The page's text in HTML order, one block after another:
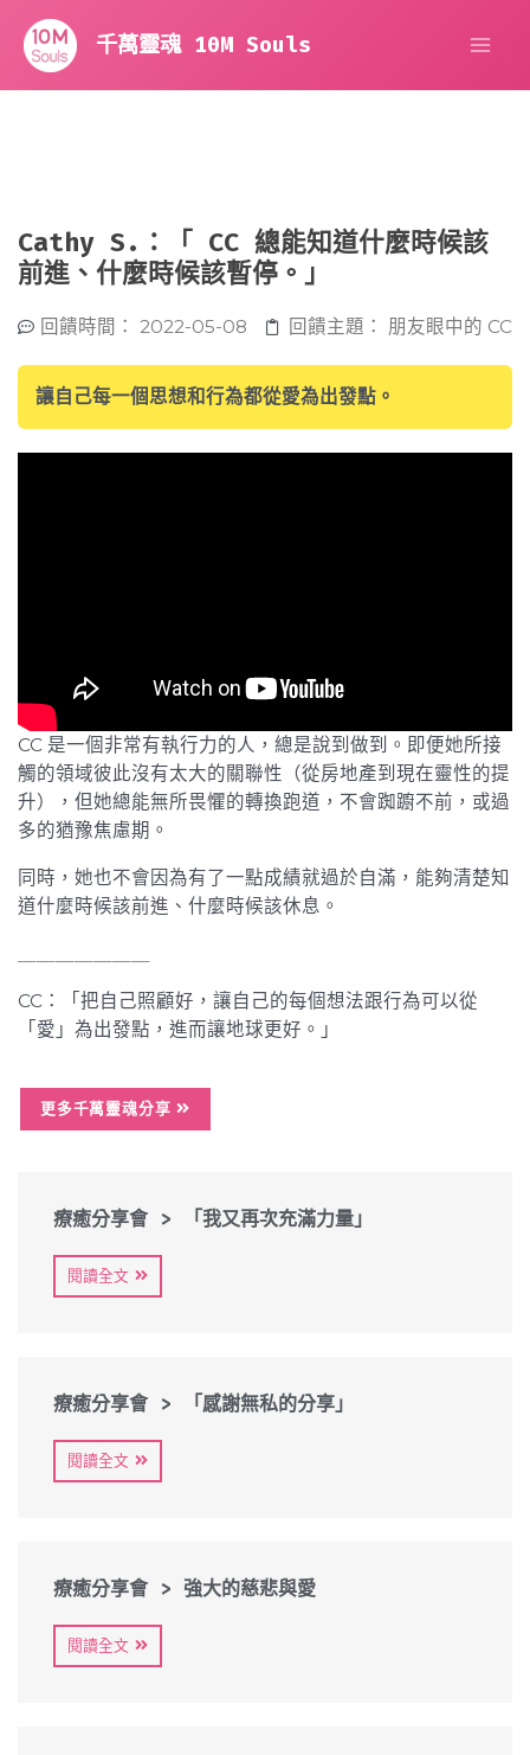
要
千萬靈魂 10M Souls
Cathy S.：「 CC 總能知道什麼時候該
前進、什麼時候該暫停。」
回饋時間： 2022-05-08 回饋主題： 朋友眼中的 CC
讓自己每一個思想和行為都從愛為出發點。
CC 是一個非常有執行力的人，總是說到做到。即便她所接
觸的領域彼此沒有太大的關聯性（從房地產到現在靈性的提
升），但她總能無所畏懼的轉換跑道，不會踟躕不前，或過
多的猶豫焦慮期。
同時，她也不會因為有了一點成績就過於自滿，能夠清楚知
道什麼時候該前進、什麼時候該休息。
CC：「把自己照顧好，讓自己的每個想法跟行為可以從
「愛」為出發點，進而讓地球更好。」
更多千萬靈魂分享
療癒分享會 > 「我又再次充滿力量」
閱讀全文
療癒分享會 > 「感謝無私的分享」
閱讀全文
療癒分享會 > 強大的慈悲與愛
閱讀全文